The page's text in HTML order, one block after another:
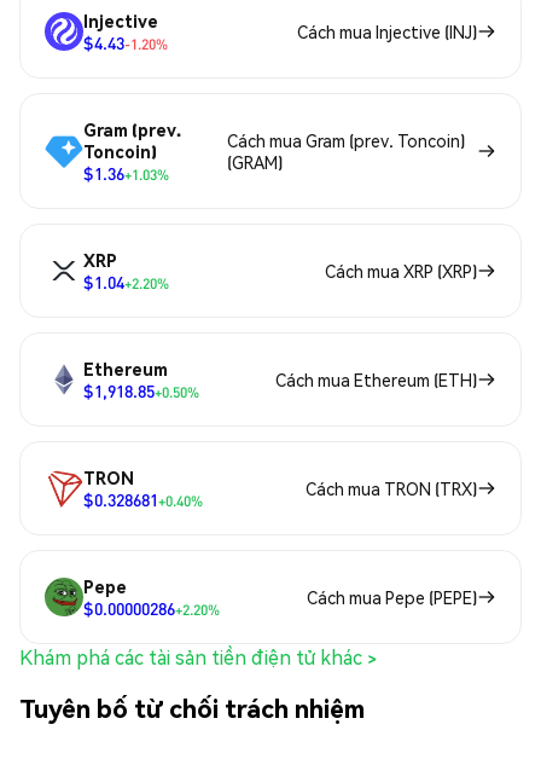
Injective
$4.43-1.20%
Cách mua Injective (INJ)
Gram (prev.
Toncoin)
$1.36+1.03%
Cách mua Gram (prev. Toncoin)
(GRAM)
XRP
$1.04+2.20%
Cách mua XRP (XRP)
Ethereum
$1,918.85+0.50%
Cách mua Ethereum (ETH)
TRON
$0.328681+0.40%
Cách mua TRON (TRX)
Pepe
$0.00000286+2.20%
Cách mua Pepe (PEPE)
Khám phá các tài sản tiền điện tử khác >
Tuyên bố từ chối trách nhiệm